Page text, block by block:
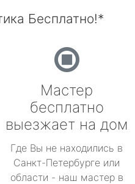
Бесплатно!*
Мастер
бесплатно
выезжает на дом
Где Вы не находились в
Санкт-Петербурге или
области - наш мастер в